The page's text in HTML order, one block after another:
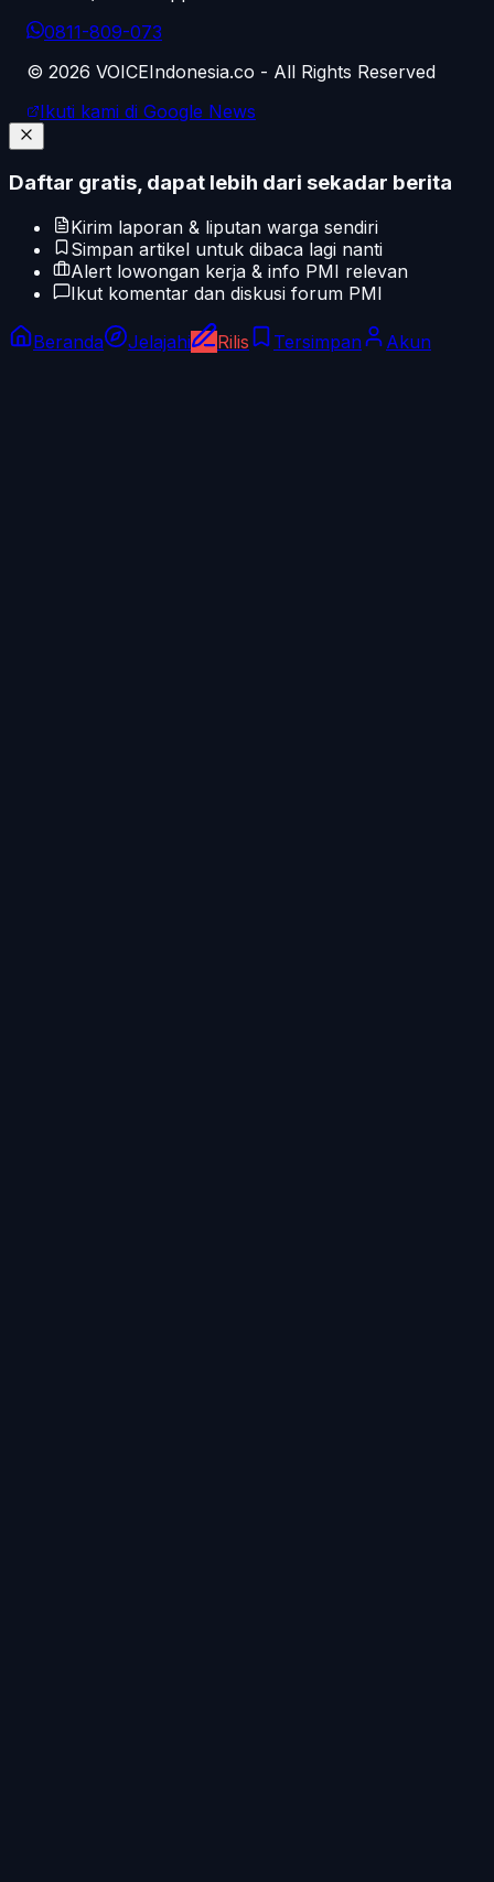
0811-809-073
© 2026 VOICEIndonesia.co - All Rights Reserved
Ikuti kami di Google News
Daftar gratis, dapat lebih dari sekadar berita
Kirim laporan & liputan warga sendiri
Simpan artikel untuk dibaca lagi nanti
Alert lowongan kerja & info PMI relevan
Ikut komentar dan diskusi forum PMI
Beranda Jelajahi Rilis Tersimpan Akun